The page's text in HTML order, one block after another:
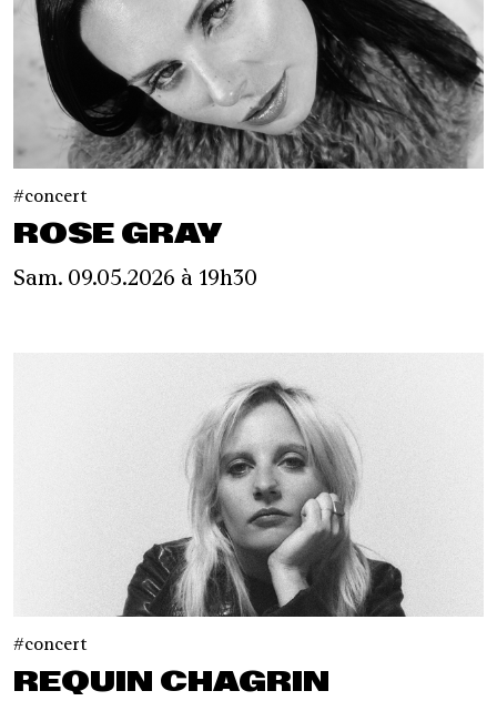
concert
ROSE GRAY
Sam. 09.05.2026 à 19h30
concert
REQUIN CHAGRIN